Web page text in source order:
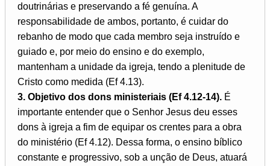
doutrinárias e preservando a fé genuína. A
responsabilidade de ambos, portanto, é cuidar do
rebanho de modo que cada membro seja instruído e
guiado e, por meio do ensino e do exemplo,
mantenham a unidade da igreja, tendo a plenitude de
Cristo como medida (Ef 4.13).
3. Objetivo dos dons ministeriais (Ef 4.12-14). É
importante entender que o Senhor Jesus deu esses
dons à igreja a fim de equipar os crentes para a obra
do ministério (Ef 4.12). Dessa forma, o ensino bíblico
constante e progressivo, sob a unção de Deus, atuará